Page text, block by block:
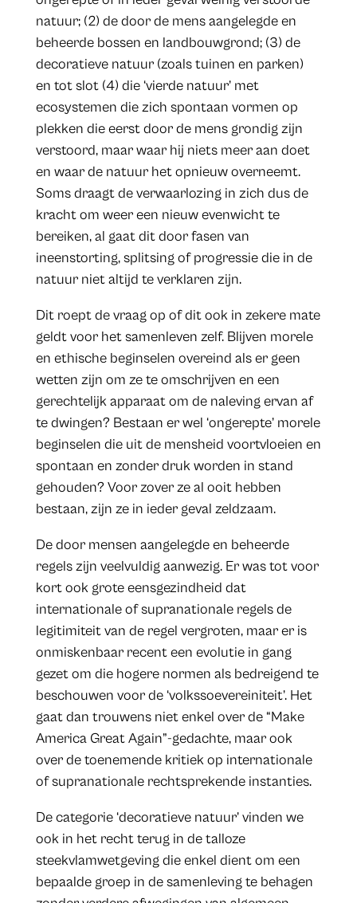
natuur; (2) de door de mens aangelegde en
beheerde bossen en landbouwgrond; (3) de
decoratieve natuur (zoals tuinen en parken)
en tot slot (4) die ‘vierde natuur’ met
ecosystemen die zich spontaan vormen op
plekken die eerst door de mens grondig zijn
verstoord, maar waar hij niets meer aan doet
en waar de natuur het opnieuw overneemt.
Soms draagt de verwaarlozing in zich dus de
kracht om weer een nieuw evenwicht te
bereiken, al gaat dit door fasen van
ineenstorting, splitsing of progressie die in de
natuur niet altijd te verklaren zijn.
Dit roept de vraag op of dit ook in zekere mate
geldt voor het samenleven zelf. Blijven morele
en ethische beginselen overeind als er geen
wetten zijn om ze te omschrijven en een
gerechtelijk apparaat om de naleving ervan af
te dwingen? Bestaan er wel ‘ongerepte’ morele
beginselen die uit de mensheid voortvloeien en
spontaan en zonder druk worden in stand
gehouden? Voor zover ze al ooit hebben
bestaan, zijn ze in ieder geval zeldzaam.
De door mensen aangelegde en beheerde
regels zijn veelvuldig aanwezig. Er was tot voor
kort ook grote eensgezindheid dat
internationale of supranationale regels de
legitimiteit van de regel vergroten, maar er is
onmiskenbaar recent een evolutie in gang
gezet om die hogere normen als bedreigend te
beschouwen voor de ‘volkssoevereiniteit’. Het
gaat dan trouwens niet enkel over de “Make
America Great Again”-gedachte, maar ook
over de toenemende kritiek op internationale
of supranationale rechtsprekende instanties.
De categorie ‘decoratieve natuur’ vinden we
ook in het recht terug in de talloze
steekvlamwetgeving die enkel dient om een
bepaalde groep in de samenleving te behagen